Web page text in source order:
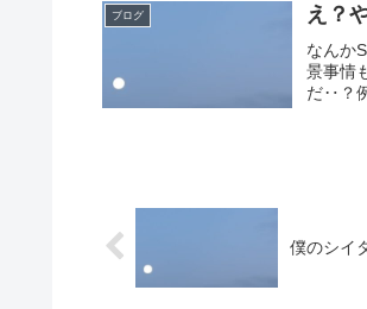
ブログ え？
なんか
景事情
だ‥？
僕のシイ